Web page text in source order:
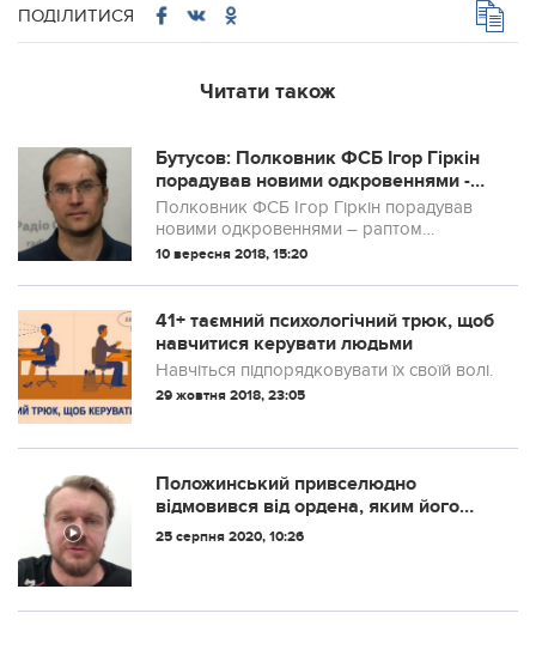
ПОДІЛИТИСЯ
Читати також
Бутусов: Полковник ФСБ Ігор Гіркін
порадував новими одкровеннями -
раптом зясувалося, що і в Криму та
на Донбасі ...
Полковник ФСБ Ігор Гіркін порадував
новими одкровеннями – раптом
з’ясувалося, що і в Криму та на Донбасі
командуванням діяли по “задумом
операції”. Та ви ...
10 вересня 2018, 15:20
41+ таємний психологічний трюк, щоб
навчитися керувати людьми
Навчіться підпорядковувати їх своїй волі.
29 жовтня 2018, 23:05
Положинський привселюдно
відмовився від ордена, яким його
нагородив Зеленський (відео)
25 серпня 2020, 10:26